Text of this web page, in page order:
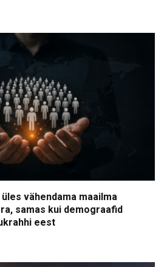
vähendama maailma
samas kui demograafid
eest